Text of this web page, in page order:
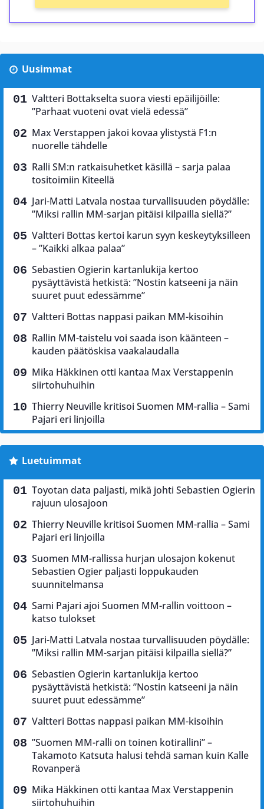
Uusimmat
Valtteri Bottakselta suora viesti epäilijöille:
”Parhaat vuoteni ovat vielä edessä”
Max Verstappen jakoi kovaa ylistystä F1:n
nuorelle tähdelle
Ralli SM:n ratkaisuhetket käsillä – sarja palaa
tositoimiin Kiteellä
Jari-Matti Latvala nostaa turvallisuuden pöydälle:
”Miksi rallin MM-sarjan pitäisi kilpailla siellä?”
Valtteri Bottas kertoi karun syyn keskeytyksilleen
– ”Kaikki alkaa palaa”
Sebastien Ogierin kartanlukija kertoo
pysäyttävistä hetkistä: ”Nostin katseeni ja näin
suuret puut edessämme”
Valtteri Bottas nappasi paikan MM-kisoihin
Rallin MM-taistelu voi saada ison käänteen –
kauden päätöskisa vaakalaudalla
Mika Häkkinen otti kantaa Max Verstappenin
siirtohuhuihin
Thierry Neuville kritisoi Suomen MM-rallia – Sami
Pajari eri linjoilla
Luetuimmat
Toyotan data paljasti, mikä johti Sebastien Ogierin
rajuun ulosajoon
Thierry Neuville kritisoi Suomen MM-rallia – Sami
Pajari eri linjoilla
Suomen MM-rallissa hurjan ulosajon kokenut
Sebastien Ogier paljasti loppukauden
suunnitelmansa
Sami Pajari ajoi Suomen MM-rallin voittoon –
katso tulokset
Jari-Matti Latvala nostaa turvallisuuden pöydälle:
”Miksi rallin MM-sarjan pitäisi kilpailla siellä?”
Sebastien Ogierin kartanlukija kertoo
pysäyttävistä hetkistä: ”Nostin katseeni ja näin
suuret puut edessämme”
Valtteri Bottas nappasi paikan MM-kisoihin
”Suomen MM-ralli on toinen kotirallini” –
Takamoto Katsuta halusi tehdä saman kuin Kalle
Rovanperä
Mika Häkkinen otti kantaa Max Verstappenin
siirtohuhuihin